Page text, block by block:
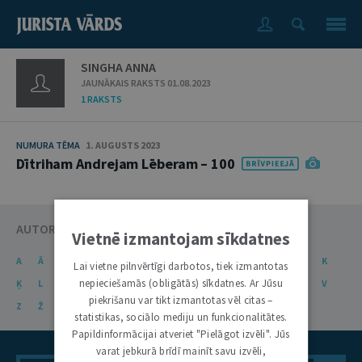
SINGHA ANNA
JAUNĀKAIS RAKSTS 01.08.2023
1 RAKSTS
NUMURA TĒMA 1. AUGUSTS 2023
Dītriham Andrejam Lēberam – 100
AUTORU KATALOGS
A Ā C Č D E Ē G Ģ
K
Ķ
L M N Ņ O P R S Š T U
V
Z
Ž
Vietnē izmantojam sīkdatnes
Lai vietne pilnvērtīgi darbotos, tiek izmantotas
nepieciešamās (obligātās) sīkdatnes. Ar Jūsu
piekrišanu var tikt izmantotas vēl citas –
statistikas, sociālo mediju un funkcionalitātes.
Papildinformācijai atveriet "Pielāgot izvēli". Jūs
varat jebkurā brīdī mainīt savu izvēli,